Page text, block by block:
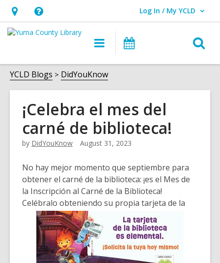
Hours
&
opens
an
overlay
Help,
opens
overlay
Log In / My YCLD
User Log In / My YCLD.
Main
navigation
YCLD Blogs DidYouKnow
¡Celebra el mes del
carné de biblioteca!
by DidYouKnow August 31, 2023
No hay mejor momento que septiembre para
obtener el carné de la biblioteca: ¡es el Mes de
la Inscripción al Carné de la Biblioteca!
Celébralo obteniendo su propia tarjeta de la